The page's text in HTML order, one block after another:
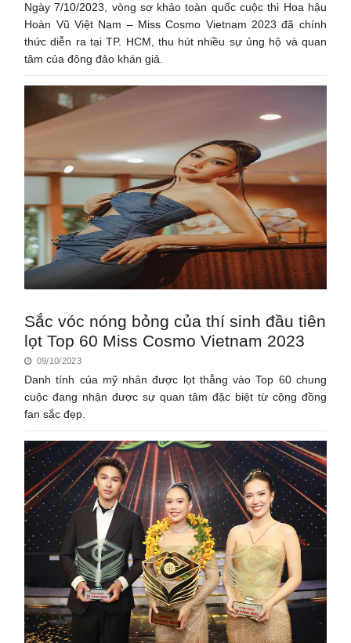
Ngày 7/10/2023, vòng sơ khảo toàn quốc cuộc thi Hoa hậu
Hoàn Vũ Việt Nam – Miss Cosmo Vietnam 2023 đã chính
thức diễn ra tại TP. HCM, thu hút nhiều sự ủng hộ và quan
tâm của đông đảo khán giả.
Sắc vóc nóng bỏng của thí sinh đầu tiên
lọt Top 60 Miss Cosmo Vietnam 2023
09/10/2023
Danh tính của mỹ nhân được lọt thẳng vào Top 60 chung
cuộc đang nhận được sự quan tâm đặc biệt từ cộng đồng
fan sắc đẹp.